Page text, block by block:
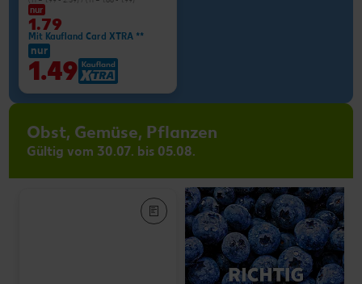
nur
1.79
Mit Kaufland Card XTRA **
nur
1.49
Obst, Gemüse, Pflanzen
Gültig vom 30.07. bis 05.08.